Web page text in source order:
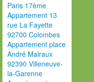
Paris 17ème
Appartement 13
rue La Fayette
92700 Colombes
Appartement place
André Malraux
92390 Villeneuve-
la-Garenne